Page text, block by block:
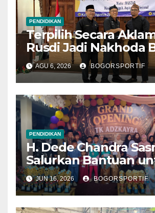
PENDIDIKAN
Terpilih Secara
Rusdi Jadi Nakhoda
MKKS Kabupaten
2026-2030
AGU 6, 2026 BOGORSPORTIF
PENDIDIKAN
H. Dede Chandra
Salurkan Bantuan
Pendidikan dan
JUN 16, 2026 BOGORSPORTIF